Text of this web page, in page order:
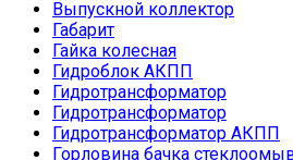
Выпускной коллектор
Габарит
Гайка колесная
Гидроблок АКПП
Гидротрансформатор
Гидротрансформатор
Гидротрансформатор АКПП
Горловина бачка